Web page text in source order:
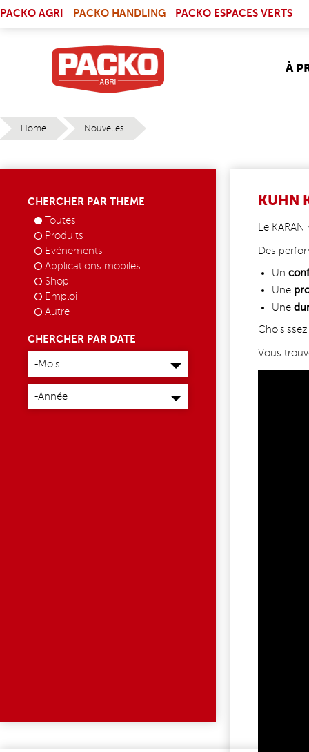
PACKO AGRI
PACKO HANDLING PACKO ESPACES VERTS
À
Home Nouvelles
CHERCHER PAR THEME
Toutes
Produits
Evénements
Applications mobiles
Shop
Emploi
Autre
CHERCHER PAR DATE
Mois
-Mois
Année
-Année
KUHN
Le
Des
Un
Une
Une
Vous